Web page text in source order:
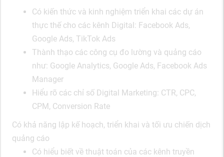
Có kiến thức và kinh nghiệm triển khai các dự án
thực thế cho các kênh Digital: Facebook Ads,
Google Ads, TikTok Ads
Thành thạo các công cụ đo lường và quảng cáo
như: Google Analytics, Google Ads, Facebook Ads
Manager
Hiểu rõ các chỉ số Digital Marketing: CTR, CPC,
CPM, Conversion Rate
Có khả năng lập kế hoạch, triển khai và tối ưu chiến dịch
quảng cáo
Có hiểu biết về thuật toán của các kênh truyền